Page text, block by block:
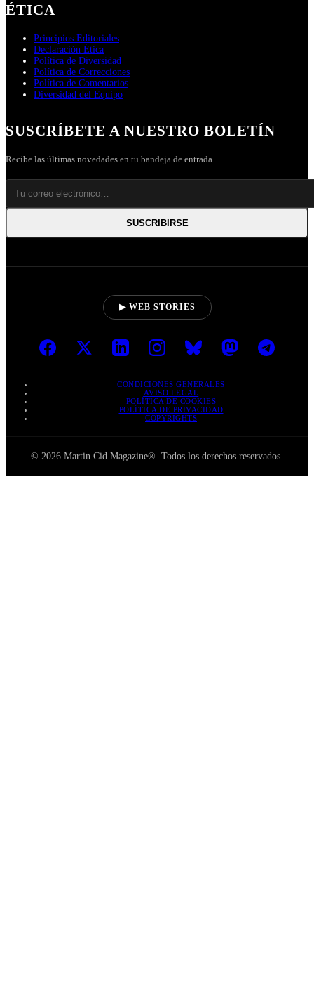
ÉTICA
Principios Editoriales
Declaración Ética
Política de Diversidad
Política de Correcciones
Política de Comentarios
Diversidad del Equipo
SUSCRÍBETE A NUESTRO BOLETÍN
Recibe las últimas novedades en tu bandeja de entrada.
SUSCRIBIRSE
▶ WEB STORIES
CONDICIONES GENERALES
AVISO LEGAL
POLÍTICA DE COOKIES
POLÍTICA DE PRIVACIDAD
COPYRIGHTS
© 2026 Martin Cid Magazine®. Todos los derechos reservados.